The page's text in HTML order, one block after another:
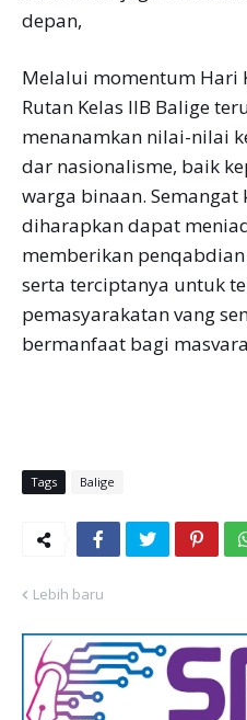
depan,
Melalui momentum Hari
Rutan Kelas IIB Balige
menanamkan nilai-nilai
dar nasionalisme, baik
warga binaan.
diharapkan dapat
memberikan
serta terciptanya untuk
pemasyarakatan vang
bermanfaat bagi
Tags Balige
Lebih baru